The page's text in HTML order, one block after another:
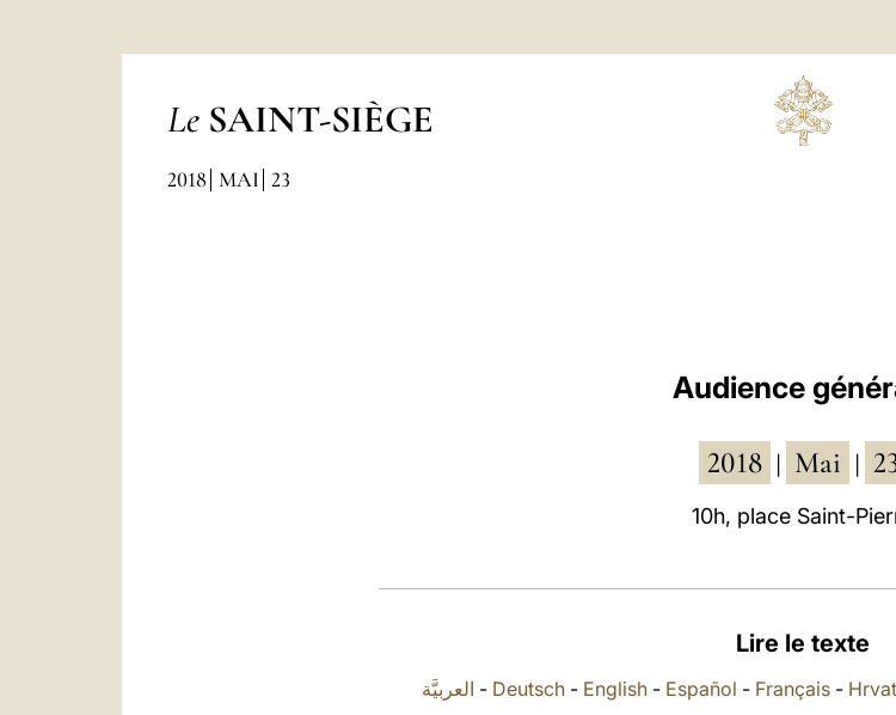
Le SAINT-SIÈGE
2018 MAI 23
Audience
2018 Mai
10h, place Saint-
Lire le texte
العربيَّة - Deutsch- English- Español - Français-